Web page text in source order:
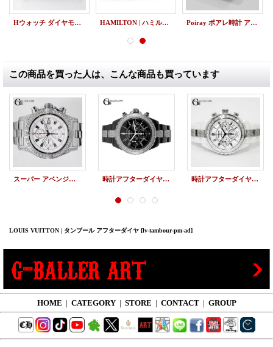
Hウォッチ ダイヤモンド HERMES HH1.210 シルバーギョーシェ HAMILTON | ハミルトン ベンチュラ シェル アフターダイヤ Poiray ポアレ時計 アフターダイヤ
この商品を買った人は、こんな商品も買っています
スーパー アベンジャー アフターダイヤ ブライトリング 時計アフターダイヤ 時計アフターダイヤ シャネル J12アフターダイヤ クロノ ベゼルダイヤ/ブレスダイヤ 時計アフターダイヤ シャネル J12アフターダイヤ クロノ バゲットダイヤベゼル/ブレスダイヤ
LOUIS VUITTON | タンブール アフターダイヤ [lv-tambour-pm-ad]
HOME | CATEGORY | STORE | CONTACT | GROUP